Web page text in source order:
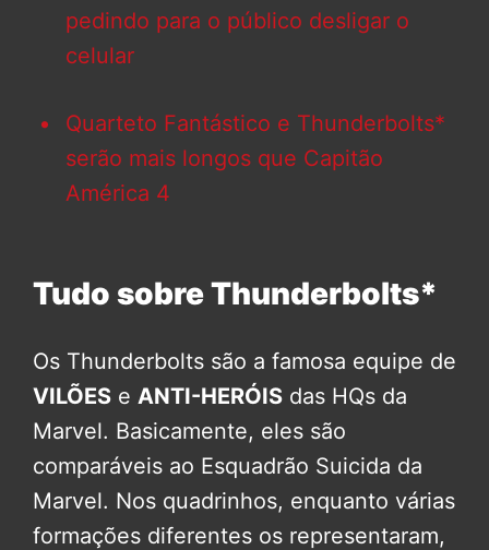
pedindo para o público desligar o
celular
Quarteto Fantástico e Thunderbolts*
serão mais longos que Capitão
América 4
Tudo sobre Thunderbolts*
Os Thunderbolts são a famosa equipe de
VILÕES e ANTI-HERÓIS das HQs da
Marvel. Basicamente, eles são
comparáveis ao Esquadrão Suicida da
Marvel. Nos quadrinhos, enquanto várias
formações diferentes os representaram,